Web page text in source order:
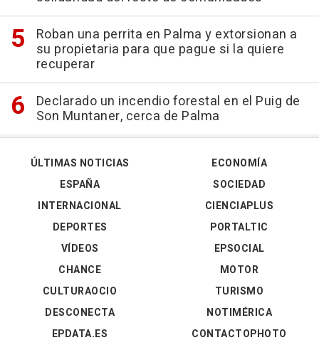
Roban una perrita en Palma y extorsionan a
su propietaria para que pague si la quiere
recuperar
Declarado un incendio forestal en el Puig de
Son Muntaner, cerca de Palma
ÚLTIMAS NOTICIAS
ESPAÑA
INTERNACIONAL
DEPORTES
VÍDEOS
ECONOMÍA
SOCIEDAD
CIENCIAPLUS
PORTALTIC
EPSOCIAL
CHANCE
CULTURAOCIO
DESCONECTA
EPDATA.ES
MOTOR
TURISMO
NOTIMÉRICA
CONTACTOPHOTO